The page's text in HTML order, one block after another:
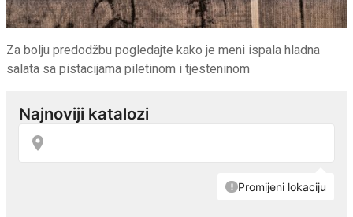
Za bolju predodžbu pogledajte kako je meni ispala hladna
salata sa pistacijama piletinom i tjesteninom